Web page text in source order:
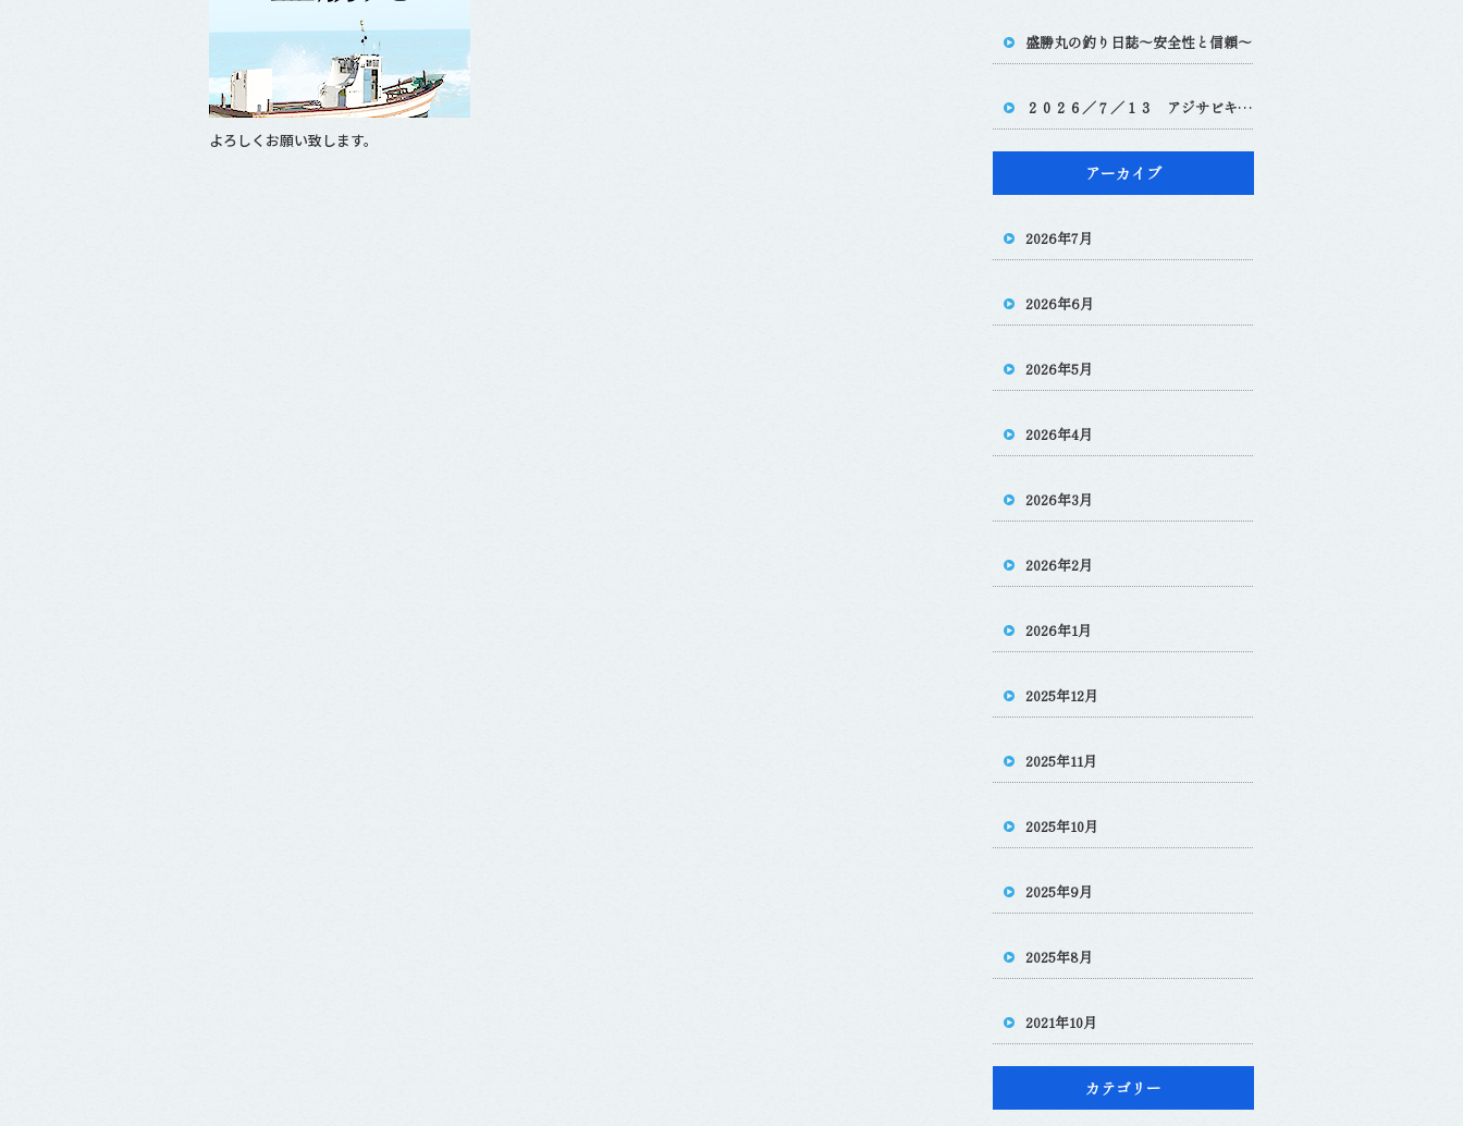
o
k
よろしくお願い致します。
盛勝丸の釣り日誌～安全性と信頼～
２０２６／７／１３ アジサビキ、ノマセ便
アーカイブ
2026年7月
2026年6月
2026年5月
2026年4月
2026年3月
2026年2月
2026年1月
2025年12月
2025年11月
2025年10月
2025年9月
2025年8月
2021年10月
カテゴリー